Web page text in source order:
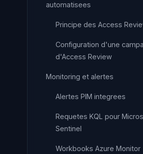
automatisees
Principe des Access
Configuration d'une
d'Access Review
Monitoring et alertes
Alertes PIM integrees
Requetes KQL pour
Sentinel
Workbooks Azure Monitor